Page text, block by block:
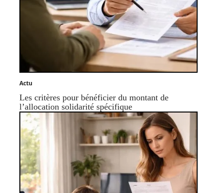
Actu
Les critères pour bénéficier du montant de
l’allocation solidarité spécifique